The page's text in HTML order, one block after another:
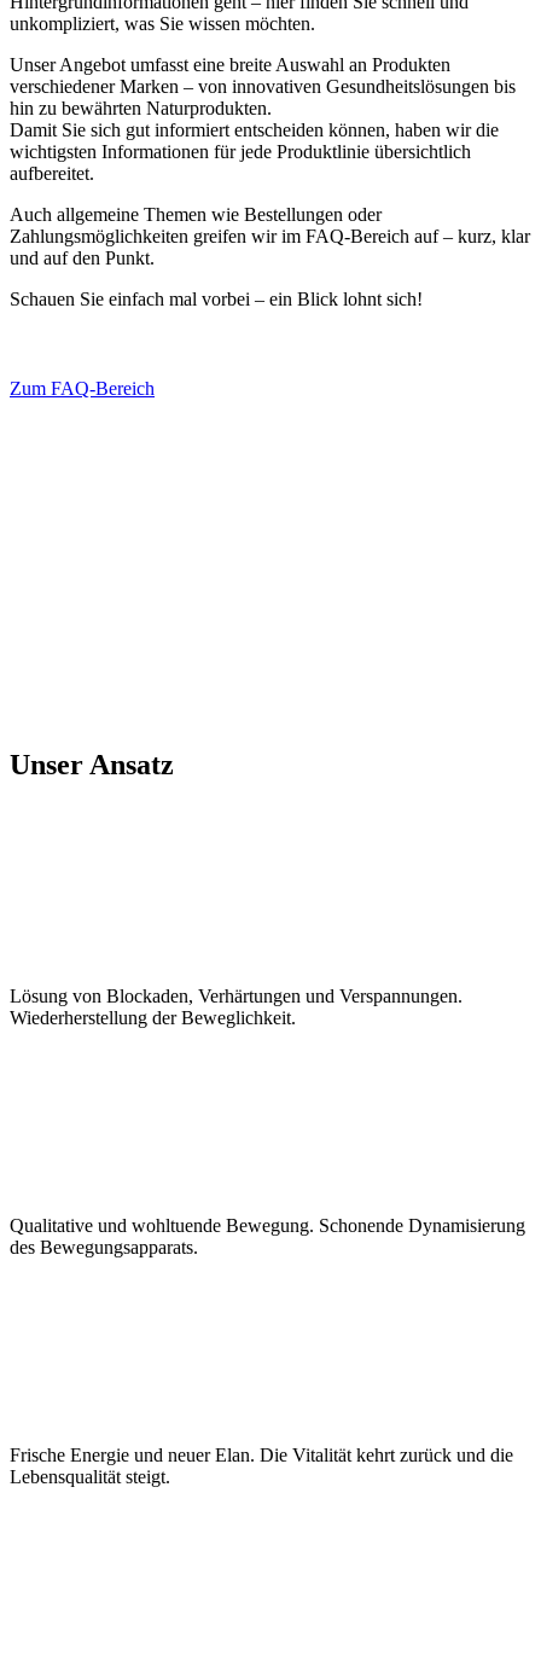
unkompliziert, was Sie wissen möchten.
Unser Angebot umfasst eine breite Auswahl an Produkten
verschiedener Marken – von innovativen Gesundheitslösungen bis
hin zu bewährten Naturprodukten.
Damit Sie sich gut informiert entscheiden können, haben wir die
wichtigsten Informationen für jede Produktlinie übersichtlich
aufbereitet.
Auch allgemeine Themen wie Bestellungen oder
Zahlungsmöglichkeiten greifen wir im FAQ-Bereich auf – kurz, klar
und auf den Punkt.
Schauen Sie einfach mal vorbei – ein Blick lohnt sich!
Zum FAQ-Bereich
Unser Ansatz
Lösung von Blockaden, Verhärtungen und Verspannungen.
Wiederherstellung der Beweglichkeit.
Qualitative und wohltuende Bewegung. Schonende Dynamisierung
des Bewegungsapparats.
Frische Energie und neuer Elan. Die Vitalität kehrt zurück und die
Lebensqualität steigt.